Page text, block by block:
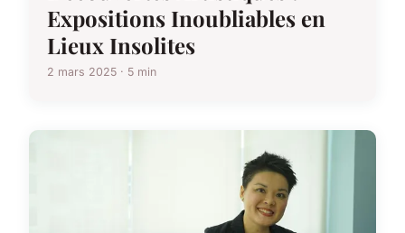
Expositions Inoubliables en
Lieux Insolites
2 mars 2025 · 5 min